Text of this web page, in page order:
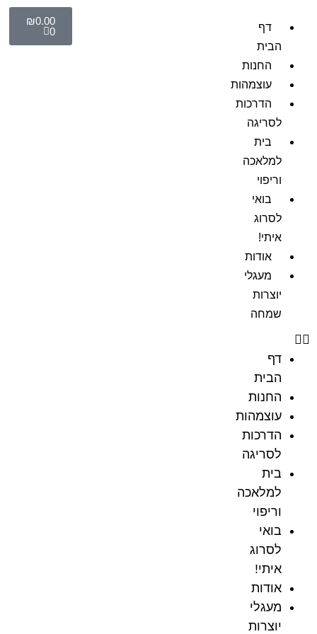
דף
הבית
החנות
עוצמהות
הדרכות
לסריגה
בית
למלאכה
וריפוי
בואי
לסרוג
איתי!
אודות
מעגלי
יוצרות
שמחה
דף
הבית
החנות
עוצמהות
הדרכות
לסריגה
בית
למלאכה
וריפוי
בואי
לסרוג
איתי!
אודות
מעגלי
יוצרות
₪0.00
0